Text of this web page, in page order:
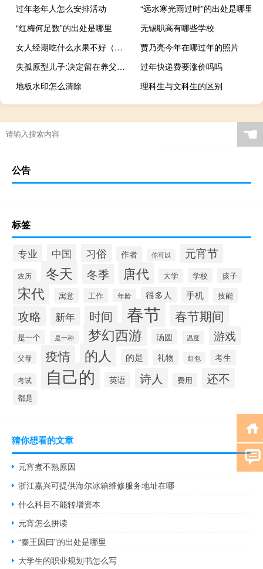
过年老年人怎么安排活动
“远水寒光雨过时”的出处是哪里
“红梅何足数”的出处是哪里
无锡职高有哪些学校
女人经期吃什么水果不好（女人经期吃什么水果）
贾乃亮今年在哪过年的照片
失孤原型儿子:决定留在养父母身边 亲生父母如何回应
过年快递费要涨价吗吗
地板水印怎么清除
理科生与文科生的区别
☚
公告
标签
专业 中国 习俗 作者 你可以 元宵节
农历 冬天 冬季 唐代 大学 学校 孩子
宋代 寓意 工作 年龄 很多人 手机 技能
攻略 新年 时间 春节 春节期间
是一个 是一种 梦幻西游 汤圆 温度 游戏
父母 疫情 的人 的是 礼物 红包 考生
考试 自己的 英语 诗人 费用 还不
都是
猜你想看的文章
元宵煮不熟原因
浙江嘉兴可提供海尔冰箱维修服务地址在哪
什么科目不能转增资本
元宵怎么拼读
“秦王因曰”的出处是哪里
大学生的职业规划书怎么写